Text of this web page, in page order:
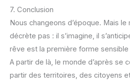
7. Conclusion
Nous changeons d’époque. Mais le
décrète pas : il s’imagine, il
rêve est la première forme sensible
A partir de là, le monde d’après se
partir des territoires, des citoyens